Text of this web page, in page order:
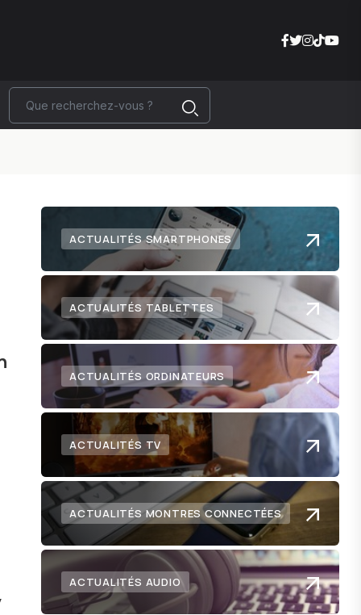
ACTUALITÉS SMARTPHONES
ACTUALITÉS TABLETTES
ACTUALITÉS ORDINATEURS
ACTUALITÉS TV
ACTUALITÉS MONTRES CONNECTÉES
ACTUALITÉS AUDIO